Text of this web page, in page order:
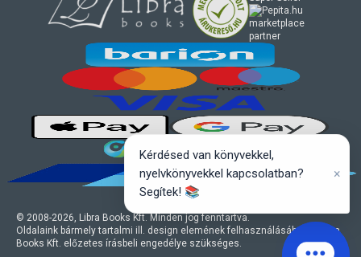
© 2008-2026, Libra Books Kft. Minden jog fenntartva.
Oldalaink bármely tartalmi ill. design elemének felhasználásához a Libra
Books Kft. előzetes írásbeli engedélye szükséges.
marketplace
partner
Kérdésed van könyvekkel,
nyelvkönyvekkel kapcsolatban?
Segítek! 📚
×